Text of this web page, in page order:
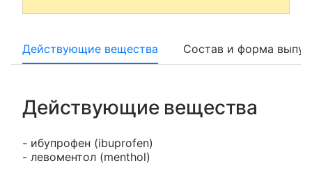
Действующие вещества Состав и форма
Действующие вещества
- ибупрофен (ibuprofen)
- левоментол (menthol)